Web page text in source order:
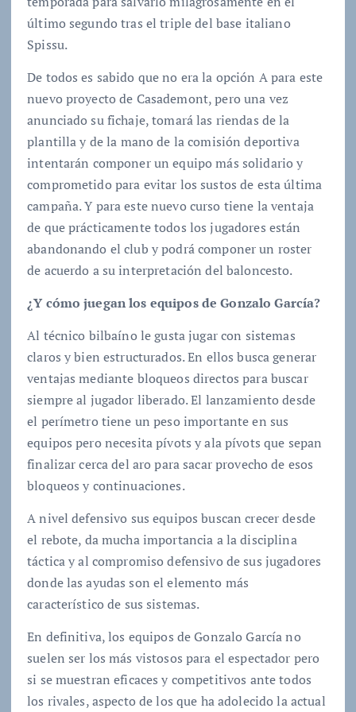
último segundo tras el triple del base italiano
Spissu.
De todos es sabido que no era la opción A para este
nuevo proyecto de Casademont, pero una vez
anunciado su fichaje, tomará las riendas de la
plantilla y de la mano de la comisión deportiva
intentarán componer un equipo más solidario y
comprometido para evitar los sustos de esta última
campaña. Y para este nuevo curso tiene la ventaja
de que prácticamente todos los jugadores están
abandonando el club y podrá componer un roster
de acuerdo a su interpretación del baloncesto.
¿Y cómo juegan los equipos de Gonzalo García?
Al técnico bilbaíno le gusta jugar con sistemas
claros y bien estructurados. En ellos busca generar
ventajas mediante bloqueos directos para buscar
siempre al jugador liberado. El lanzamiento desde
el perímetro tiene un peso importante en sus
equipos pero necesita pívots y ala pívots que sepan
finalizar cerca del aro para sacar provecho de esos
bloqueos y continuaciones.
A nivel defensivo sus equipos buscan crecer desde
el rebote, da mucha importancia a la disciplina
táctica y al compromiso defensivo de sus jugadores
donde las ayudas son el elemento más
característico de sus sistemas.
En definitiva, los equipos de Gonzalo García no
suelen ser los más vistosos para el espectador pero
si se muestran eficaces y competitivos ante todos
los rivales, aspecto de los que ha adolecido la actual